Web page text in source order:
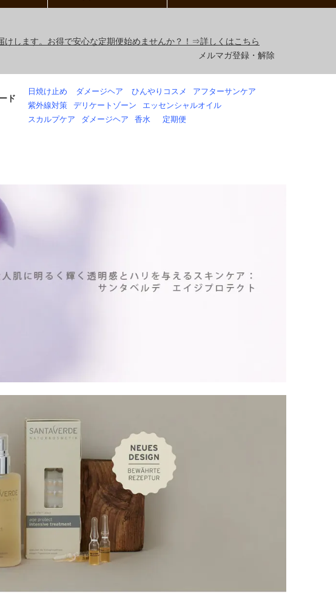
します。お得で安心な定期便始めませんか？！⇒詳しくはこちら
メルマガ登録・解除
ド
日焼け止め ダメージヘア ひんやりコスメ
アフターサンケア
紫外線対策
デリケートゾーン
エッセンシャルオイル
スカルプケア
ダメージヘア 香水 定期便